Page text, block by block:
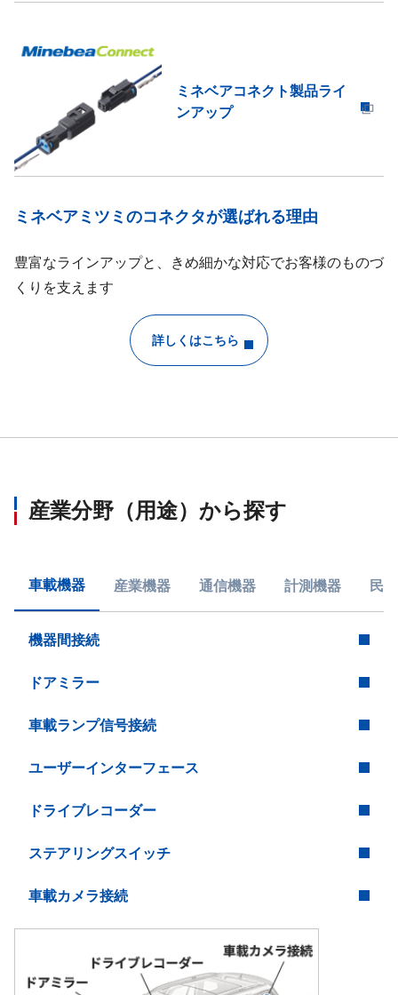
ミネベアコネクト製品ライ
ンアップ
ミネベアミツミのコネクタが選ばれる理由
豊富なラインアップと、きめ細かな対応でお客様のものづ
くりを支えます
詳しくはこちら
産業分野（用途）から探す
車載機器 産業機器 通信機器 計測機器 民
機器間接続
ドアミラー
車載ランプ信号接続
ユーザーインターフェース
ドライブレコーダー
ステアリングスイッチ
車載カメラ接続